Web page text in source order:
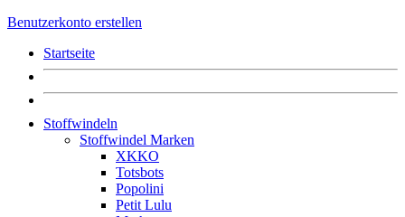
Benutzerkonto erstellen
Startseite
Stoffwindeln
Stoffwindel Marken
XKKO
Totsbots
Popolini
Petit Lulu